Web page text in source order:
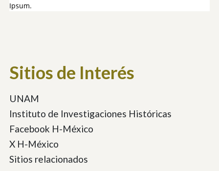
Ipsum.
Sitios de Interés
UNAM
Instituto de Investigaciones Históricas
Facebook H-México
X H-México
Sitios relacionados